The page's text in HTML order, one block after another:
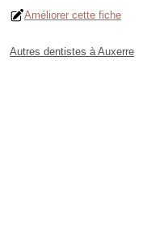
Améliorer cette fiche
Autres dentistes à Auxerre